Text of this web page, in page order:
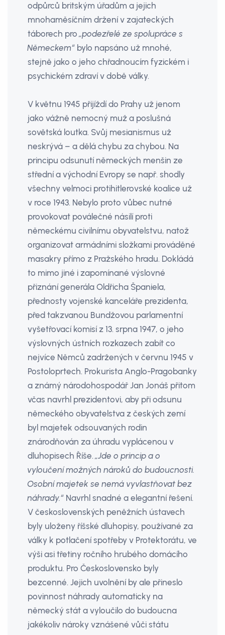
odpůrců britským úřadům a jejich
mnohaměsíčním držení v zajateckých
táborech pro„podezřelé ze spolupráce s
Německem“ bylo napsáno už mnohé,
stejně jako o jeho chřadnoucím fyzickém i
psychickém zdraví v době války.
V květnu 1945 přijíždí do Prahy už jenom
jako vážně nemocný muž a poslušná
sovětská loutka. Svůj mesianismus už
neskrývá – a dělá chybu za chybou. Na
principu odsunutí německých menšin ze
střední a východní Evropy se např. shodly
všechny velmoci protihitlerovské koalice už
v roce 1943. Nebylo proto vůbec nutné
provokovat poválečné násilí proti
německému civilnímu obyvatelstvu, natož
organizovat armádními složkami prováděné
masakry přímo z Pražského hradu. Dokládá
to mimo jiné i zapomínané výslovné
přiznání generála Oldřicha Španiela,
přednosty vojenské kanceláře prezidenta,
před takzvanou Bundžovou parlamentní
vyšetřovací komisí z 13. srpna 1947, o jeho
výslovných ústních rozkazech zabít co
nejvíce Němců zadržených v červnu 1945 v
Postoloprtech. Prokurista Anglo-Pragobanky
a známý národohospodář Jan Jonáš přitom
včas navrhl prezidentovi, aby při odsunu
německého obyvatelstva z českých zemí
byl majetek odsouvaných rodin
znárodňován za úhradu vyplácenou v
dluhopisech Říše.„Jde o princip a o
vyloučení možných nároků do budoucnosti.
Osobní majetek se nemá vyvlastňovat bez
náhrady.“ Navrhl snadné a elegantní řešení.
V československých peněžních ústavech
byly uloženy říšské dluhopisy, používané za
války k potlačení spotřeby v Protektorátu, ve
výši asi třetiny ročního hrubého domácího
produktu. Pro Československo byly
bezcenné. Jejich uvolnění by ale přineslo
povinnost náhrady automaticky na
německý stát a vyloučilo do budoucna
jakékoliv nároky vznášené vůči státu